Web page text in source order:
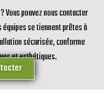
Vous pouvez nous contacter
se tiennent prêtes à
sécurisée, conforme
et esthétiques.